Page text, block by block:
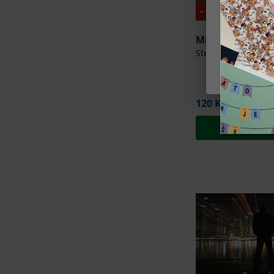
- 60 %
Minimalistický
Steve Johnson
120 Kč 299 Kč
Přidat do
Blokování
naším
preferencí.
Nastavení